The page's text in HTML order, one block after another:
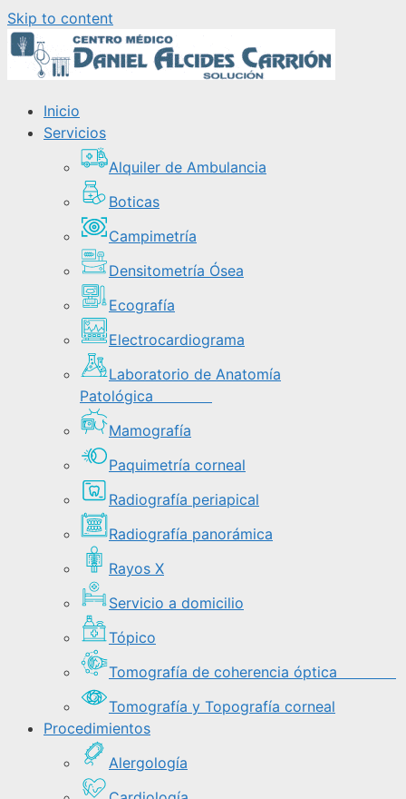
Skip to content
Inicio
Servicios
Alquiler de Ambulancia
Boticas
Campimetría
Densitometría Ósea
Ecografía
Electrocardiograma
Laboratorio de Anatomía
Patológica
Mamografía
Paquimetría corneal
Radiografía periapical
Radiografía panorámica
Rayos X
Servicio a domicilio
Tópico
Tomografía de coherencia óptica
Tomografía y Topografía corneal
Procedimientos
Alergología